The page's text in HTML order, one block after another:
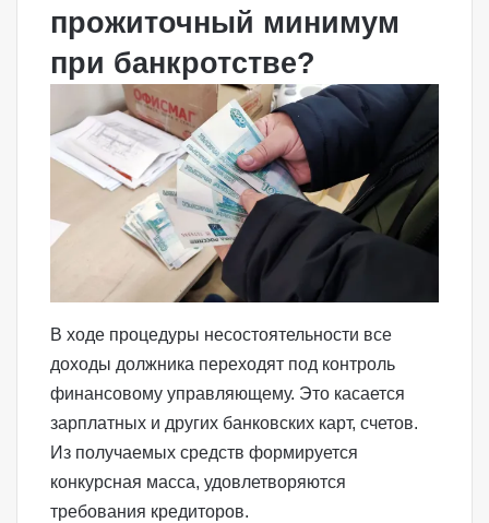
прожиточный минимум
при банкротстве?
В ходе процедуры несостоятельности все
доходы должника переходят под контроль
финансовому управляющему. Это касается
зарплатных и других банковских карт, счетов.
Из получаемых средств формируется
конкурсная масса, удовлетворяются
требования кредиторов.